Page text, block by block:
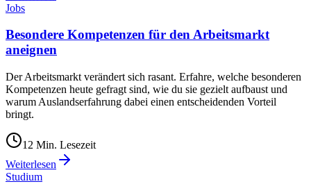
Jobs
Besondere Kompetenzen für den Arbeitsmarkt
aneignen
Der Arbeitsmarkt verändert sich rasant. Erfahre, welche besonderen
Kompetenzen heute gefragt sind, wie du sie gezielt aufbaust und
warum Auslandserfahrung dabei einen entscheidenden Vorteil
bringt.
12 Min. Lesezeit
Weiterlesen
Studium